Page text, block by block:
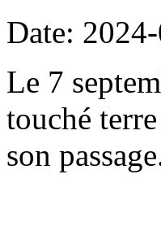
Date:
Le 7
touché
son